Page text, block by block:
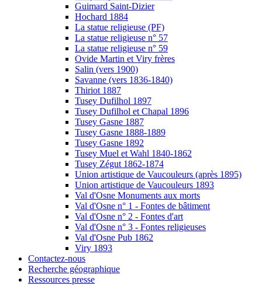
Guimard Saint-Dizier
Hochard 1884
La statue religieuse (PF)
La statue religieuse n° 57
La statue religieuse n° 59
Ovide Martin et Viry frères
Salin (vers 1900)
Savanne (vers 1836-1840)
Thiriot 1887
Tusey Dufilhol 1897
Tusey Dufilhol et Chapal 1896
Tusey Gasne 1887
Tusey Gasne 1888-1889
Tusey Gasne 1892
Tusey Muel et Wahl 1840-1862
Tusey Zégut 1862-1874
Union artistique de Vaucouleurs (après 1895)
Union artistique de Vaucouleurs 1893
Val d'Osne Monuments aux morts
Val d'Osne n° 1 - Fontes de bâtiment
Val d'Osne n° 2 - Fontes d'art
Val d'Osne n° 3 - Fontes religieuses
Val d'Osne Pub 1862
Viry 1893
Contactez-nous
Recherche géographique
Ressources presse